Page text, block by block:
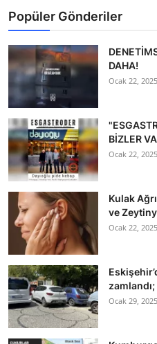
Popüler Gönderiler
DAHA!
Ocak 22, 2025
BİZLER
Ocak 22, 2025
Kulak
ve
Ocak 22, 2025
Ocak 29, 2025